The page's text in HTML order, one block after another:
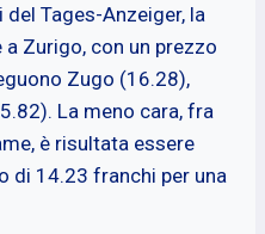
Tages-Anzeiger, la
Zurigo, con un prezzo
Zugo (16.28),
La meno cara, fra
è risultata essere
di 14.23 franchi per una